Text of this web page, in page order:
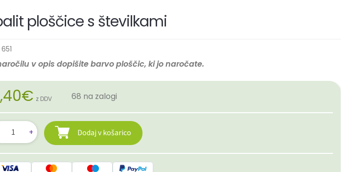
ploščice s številkami
651
v opis dopišite barvo ploščic, ki jo naročate.
€ z DDV 68 na zalogi
Dodaj v košarico